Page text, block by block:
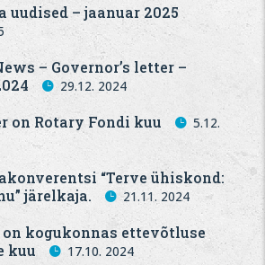
uudised – jaanuar 2025
– Governor’s letter –
29.12. 2024
on Rotary Fondi kuu
5.12.
“Terve ühiskond:
järelkaja.
21.11. 2024
on kogukonnas ettevõtluse
kuu
17.10. 2024